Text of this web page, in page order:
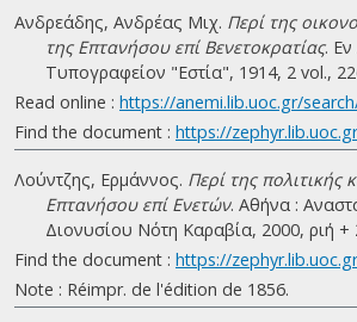
Ανδρεάδης, Ανδρέας Μιχ. Περί της
της Επτανήσου επί Βενετοκρατίας.
Τυπογραφείον "Εστία", 1914, 2 vol.,
Read online : https://anemi.lib.uoc.gr/
Find the document : https://
Λούντζης, Ερμάννος. Περί της πολιτικής
Επτανήσου επί Ενετών. Αθήνα :
Διονυσίου Νότη Καραβία, 2000, ριή +
Find the document : https://
Note : Réimpr. de l'édition de 1856.